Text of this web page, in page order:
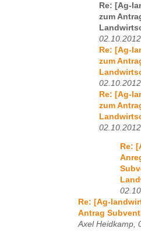
Re: [Ag-
zum
02.10.2012
Re: [Ag-
zum
02.10.2012
Re: [Ag-
zum
02.10.2012
Re:
Re: [Ag-
Antrag
Axel Heidkamp,